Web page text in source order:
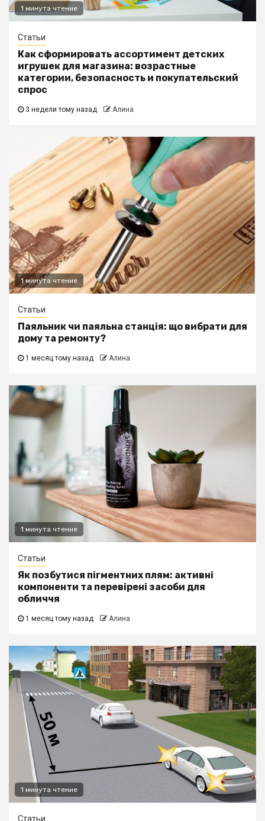
1 минута чтение
Статьи
Как сформировать ассортимент детских
игрушек для магазина: возрастные
категории, безопасность и покупательский
спрос
3 недели тому назад Алина
1 минута чтение
Статьи
Паяльник чи паяльна станція: що вибрати для
дому та ремонту?
1 месяц тому назад Алина
1 минута чтение
Статьи
Як позбутися пігментних плям: активні
компоненти та перевірені засоби для
обличчя
1 месяц тому назад Алина
1 минута чтение
Статьи